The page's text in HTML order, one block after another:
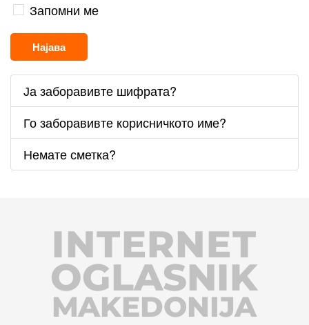
Запомни ме
Најава
Ја заборавивте шифрата?
Го заборавивте корисничкото име?
Немате сметка?
INTERNET
MAKEDONIJA
OGLASNIK